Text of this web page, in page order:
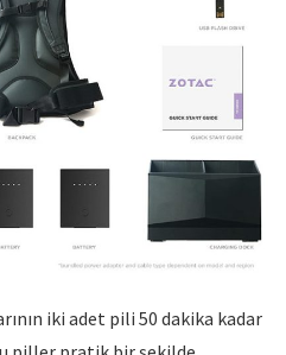
iki adet pili 50 dakika kadar